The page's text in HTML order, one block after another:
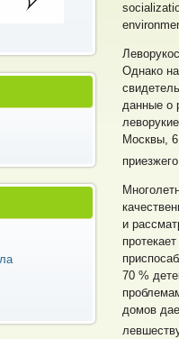
Однако
данные о
Москвы,
и
70 %
домов